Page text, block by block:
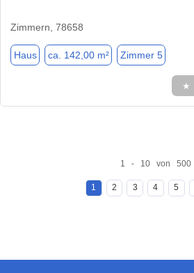
Zimmern, 78658
Haus ca. 142,00 m² Zimmer 5
★
1 - 10 von 500
1 2 3 4 5